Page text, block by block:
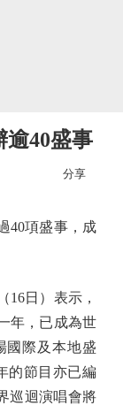
逾40盛事
分享
項盛事，成
日）表示，
年，已成為世
國際及本地盛
的節目亦已編
巡迴演唱會將